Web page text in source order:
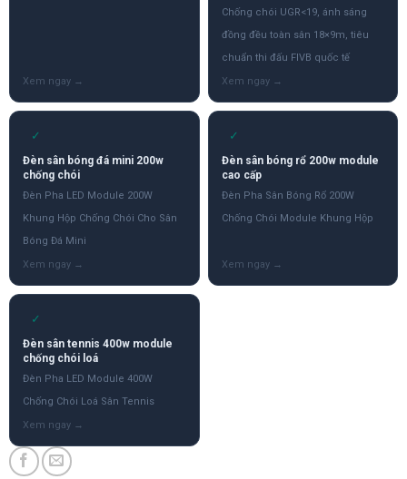
Chống chói UGR<19, ánh sáng
đồng đều toàn sân 18×9m, tiêu
chuẩn thi đấu FIVB quốc tế
✓
Đèn sân bóng đá mini 200w
chống chói
Đèn Pha LED Module 200W
Khung Hộp Chống Chói Cho Sân
Bóng Đá Mini
✓
Đèn sân bóng rổ 200w module
cao cấp
Đèn Pha Sân Bóng Rổ 200W
Chống Chói Module Khung Hộp
✓
Đèn sân tennis 400w module
chống chói loá
Đèn Pha LED Module 400W
Chống Chói Loá Sân Tennis